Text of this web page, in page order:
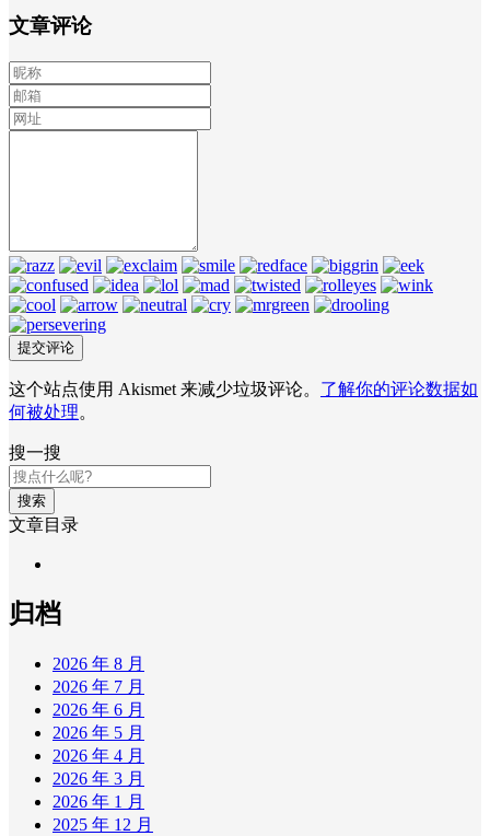
文章评论
这个站点使用 Akismet 来减少垃圾评论。 了解你的评论数据如
何被处理。
搜一搜
搜索
文章目录
归档
2026 年 8 月
2026 年 7 月
2026 年 6 月
2026 年 5 月
2026 年 4 月
2026 年 3 月
2026 年 1 月
2025 年 12 月